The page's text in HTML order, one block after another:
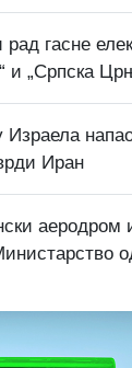
гасне
и „Српска
Израела
Иран
аеродром